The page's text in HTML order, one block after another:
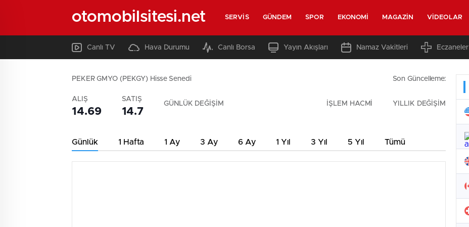
otomobilsitesi.net SERVIS GÜNDEM SPOR EKONOMI MAGAZIN VIDEOLAR
Canlı TV Hava Durumu Canlı Borsa Yayın Akışları Namaz Vakitleri Eczaneler
PEKER GMYO (PEKGY) Hisse Senedi Son Güncelleme:
ALIŞ
14.69
SATIŞ
14.7
GÜNLÜK DEĞİŞİM İŞLEM HACMİ YILLIK DEĞİŞİM
Günlük 1 Hafta 1 Ay 3 Ay 6 Ay 1 Yıl 3 Yıl 5 Yıl Tümü